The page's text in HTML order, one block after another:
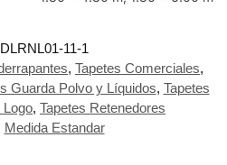
DLRNL01-11-1
, Tapetes Comerciales,
Guarda Polvo y Líquidos, Tapetes
Logo, Tapetes Retenedores
Medida Estandar